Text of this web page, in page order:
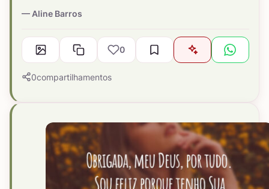
Aline Barros
0
0compartilhamentos